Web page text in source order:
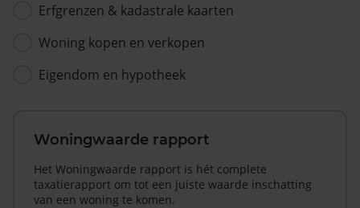
Erfgrenzen & kadastrale kaarten
Woning kopen en verkopen
Eigendom en hypotheek
Woningwaarde rapport
Het Woningwaarde rapport is hét complete
taxatierapport om tot een juiste waarde inschatting
van een woning te komen.